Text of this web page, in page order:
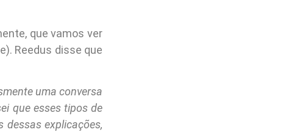
que vamos ver
Reedus disse que
uma conversa
que esses tipos de
dessas explicações,